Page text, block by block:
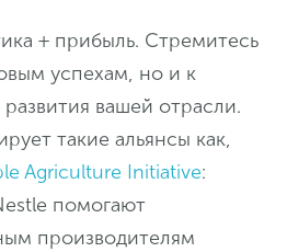
+ прибыль. Стремитесь
успехам, но и к
вашей отрасли.
такие альянсы как,
Agriculture Initiative:
помогают
производителям